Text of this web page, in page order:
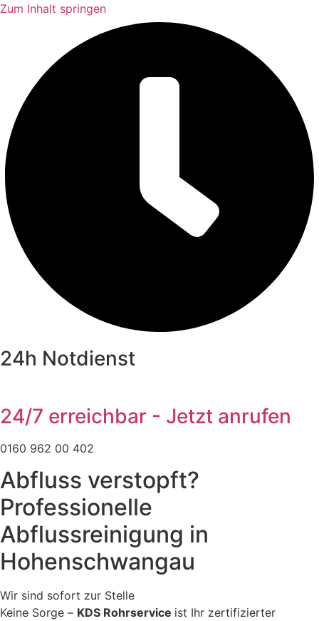
Zum Inhalt springen
24h Notdienst
24/7 erreichbar - Jetzt anrufen
0160 962 00 402
Abfluss verstopft?
Professionelle
Abflussreinigung in
Hohenschwangau
Wir sind sofort zur Stelle
Keine Sorge – KDS Rohrservice ist Ihr zertifizierter